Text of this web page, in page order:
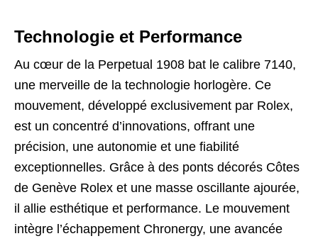
Technologie et Performance
Au cœur de la Perpetual 1908 bat le calibre 7140,
une merveille de la technologie horlogère. Ce
mouvement, développé exclusivement par Rolex,
est un concentré d’innovations, offrant une
précision, une autonomie et une fiabilité
exceptionnelles. Grâce à des ponts décorés Côtes
de Genève Rolex et une masse oscillante ajourée,
il allie esthétique et performance. Le mouvement
intègre l’échappement Chronergy, une avancée